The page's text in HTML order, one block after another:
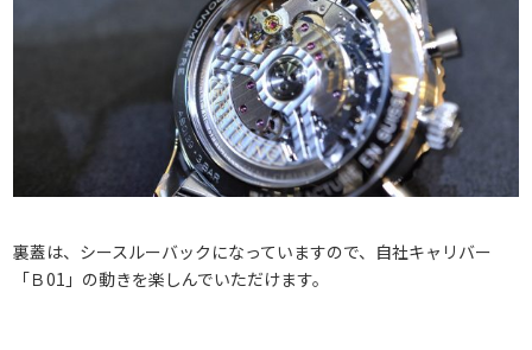
裏蓋は、シースルーバックになっていますので、自社キャリバー
「Ｂ01」の動きを楽しんでいただけます。